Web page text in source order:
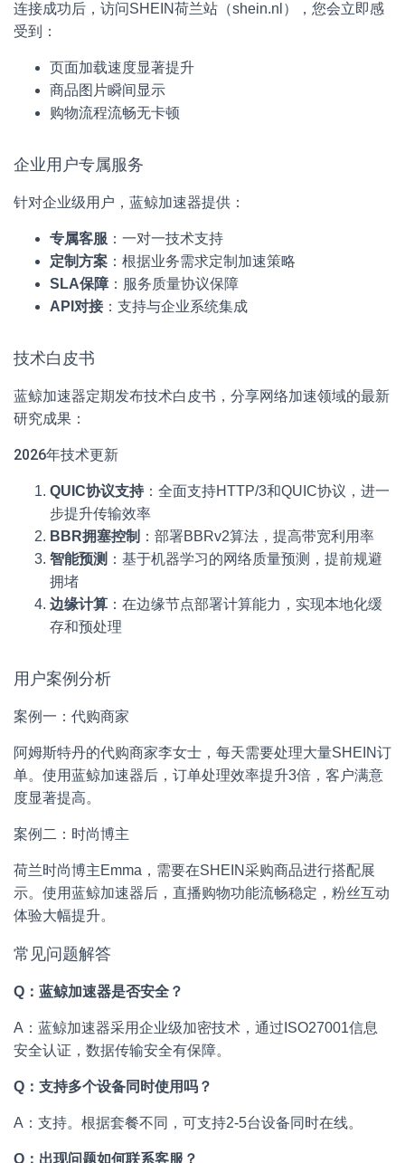
连接成功后，访问SHEIN荷兰站（shein.nl），您会立即感
受到：
页面加载速度显著提升
商品图片瞬间显示
购物流程流畅无卡顿
企业用户专属服务
针对企业级用户，蓝鲸加速器提供：
专属客服 ：一对一技术支持
定制方案 ：根据业务需求定制加速策略
SLA保障 ：服务质量协议保障
API对接：支持与企业系统集成
技术白皮书
蓝鲸加速器定期发布技术白皮书，分享网络加速领域的最新
研究成果：
2026年技术更新
QUIC协议支持：全面支持HTTP/3和QUIC协议，进一
步提升传输效率
BBR拥塞控制 ：部署BBRv2算法，提高带宽利用率
智能预测 ：基于机器学习的网络质量预测，提前规避
拥堵
边缘计算 ：在边缘节点部署计算能力，实现本地化缓
存和预处理
用户案例分析
案例一：代购商家
阿姆斯特丹的代购商家李女士，每天需要处理大量SHEIN订
单。使用蓝鲸加速器后，订单处理效率提升3倍，客户满意
度显著提高。
案例二：时尚博主
荷兰时尚博主Emma，需要在SHEIN采购商品进行搭配展
示。使用蓝鲸加速器后，直播购物功能流畅稳定，粉丝互动
体验大幅提升。
常见问题解答
Q：蓝鲸加速器是否安全？
A：蓝鲸加速器采用企业级加密技术，通过ISO27001信息
安全认证，数据传输安全有保障。
Q：支持多个设备同时使用吗？
A：支持。根据套餐不同，可支持2-5台设备同时在线。
Q：出现问题如何联系客服？